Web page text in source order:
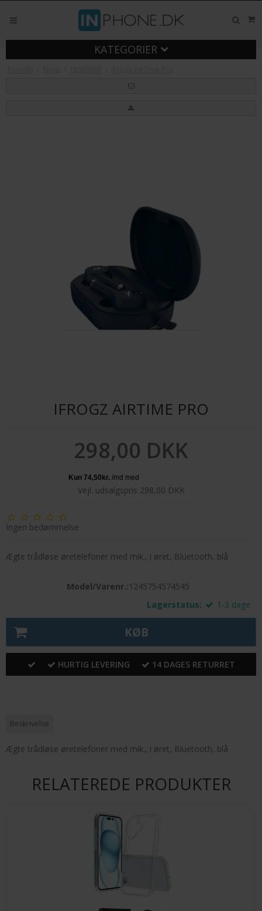
KATEGORIER
IFROGZ AIRTIME PRO
298,00 DKK
Vejl. udsalgspris 298,00 DKK
Ingen bedømmelse
Ægte trådløse øretelefoner med mik., i øret, Bluetooth, blå
Model/Varenr.:1245754574545
Lagerstatus:
1-3 dage
KØB
HURTIG LEVERING 14 DAGES RETURRET
Beskrivelse
Ægte trådløse øretelefoner med mik., i øret, Bluetooth, blå
RELATEREDE PRODUKTER